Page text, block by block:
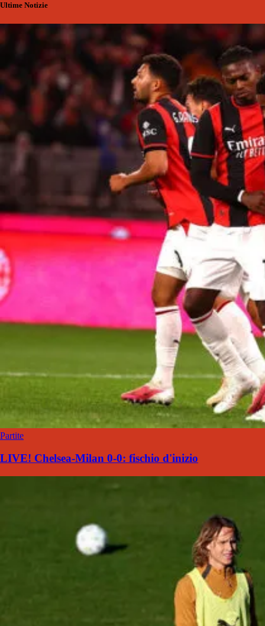
Ultime Notizie
Partite
LIVE! Chelsea-Milan 0-0: fischio d'inizio